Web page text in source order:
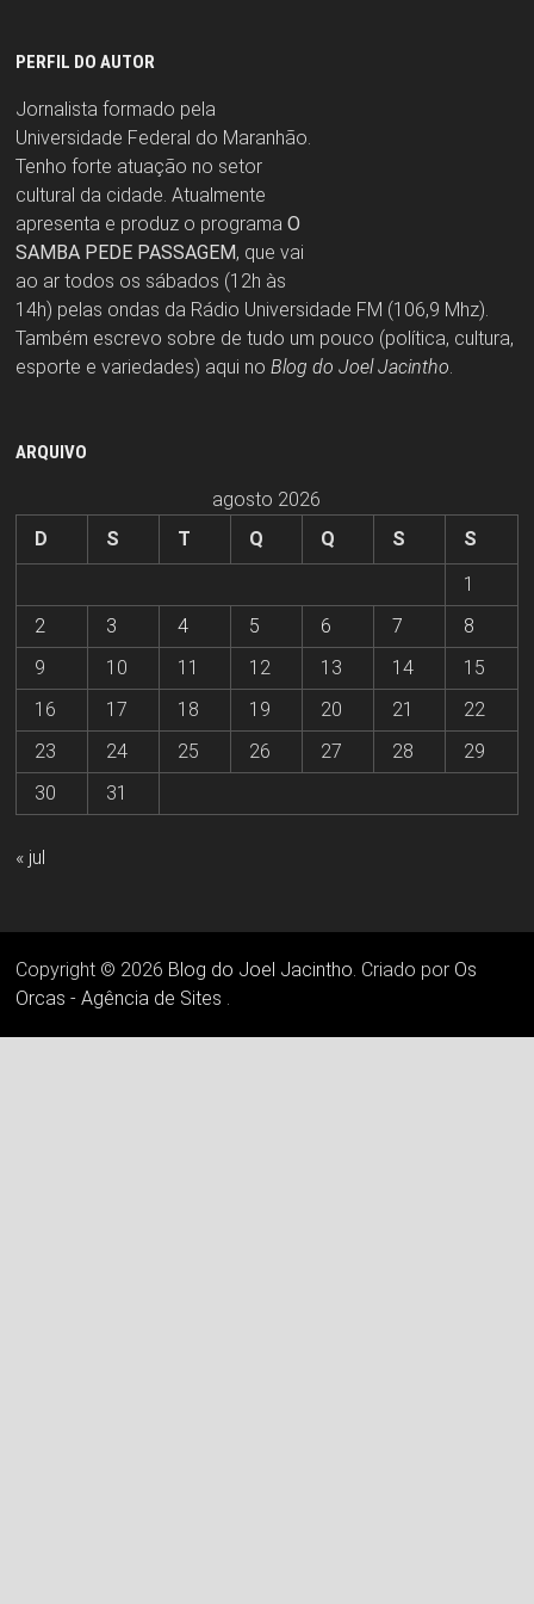
PERFIL DO AUTOR
Jornalista formado pela
Universidade Federal do Maranhão.
Tenho forte atuação no setor
cultural da cidade. Atualmente
apresenta e produz o programa O
SAMBA PEDE PASSAGEM, que vai
ao ar todos os sábados (12h às
14h) pelas ondas da Rádio Universidade FM (106,9 Mhz).
Também escrevo sobre de tudo um pouco (política, cultura,
esporte e variedades) aqui no Blog do Joel Jacintho
ARQUIVO
agosto 2026
D
S T Q Q S
S
1
2
3 4 5 6 7
8
9
10 11 12 13 14
15
16
17 18 19 20 21
22
23
24 25 26 27 28
29
30
31
« jul
Copyright © 2026 Blog do Joel Jacintho . Criado por Os
Orcas - Agência de Sites